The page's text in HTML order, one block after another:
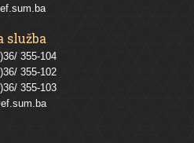
služba
355-104
355-102
355-103